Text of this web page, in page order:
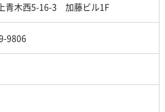
青木西5-16-3 加藤ビル1F
9806